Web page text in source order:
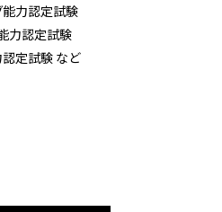
能力認定試験
力認定試験
定試験 など